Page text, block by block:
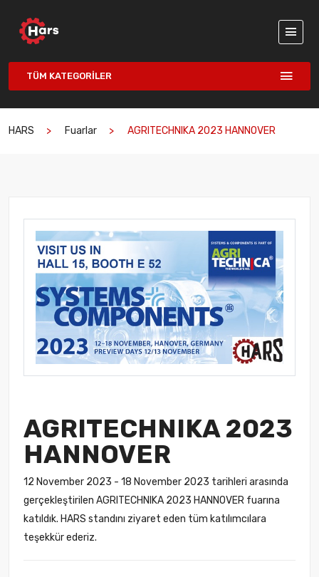
TÜM KATEGORILER
HARS Fuarlar AGRITECHNIKA 2023 HANNOVER
AGRITECHNIKA 2023
HANNOVER
12 November 2023 - 18 November 2023 tarihleri arasında
gerçekleştirilen AGRITECHNIKA 2023 HANNOVER fuarına
katıldık. HARS standını ziyaret eden tüm katılımcılara
teşekkür ederiz.